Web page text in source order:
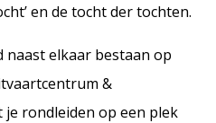
en de tocht der tochten.
naast elkaar bestaan op
&
je rondleiden op een plek